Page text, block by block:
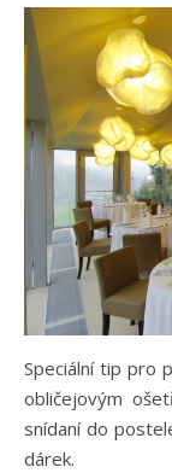
Speciální tip pro
obličejovým
snídaní do
dárek.